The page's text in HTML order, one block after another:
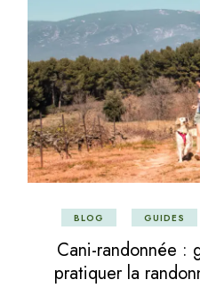
BLOG GUIDES
Cani-randonnée :
pratiquer la